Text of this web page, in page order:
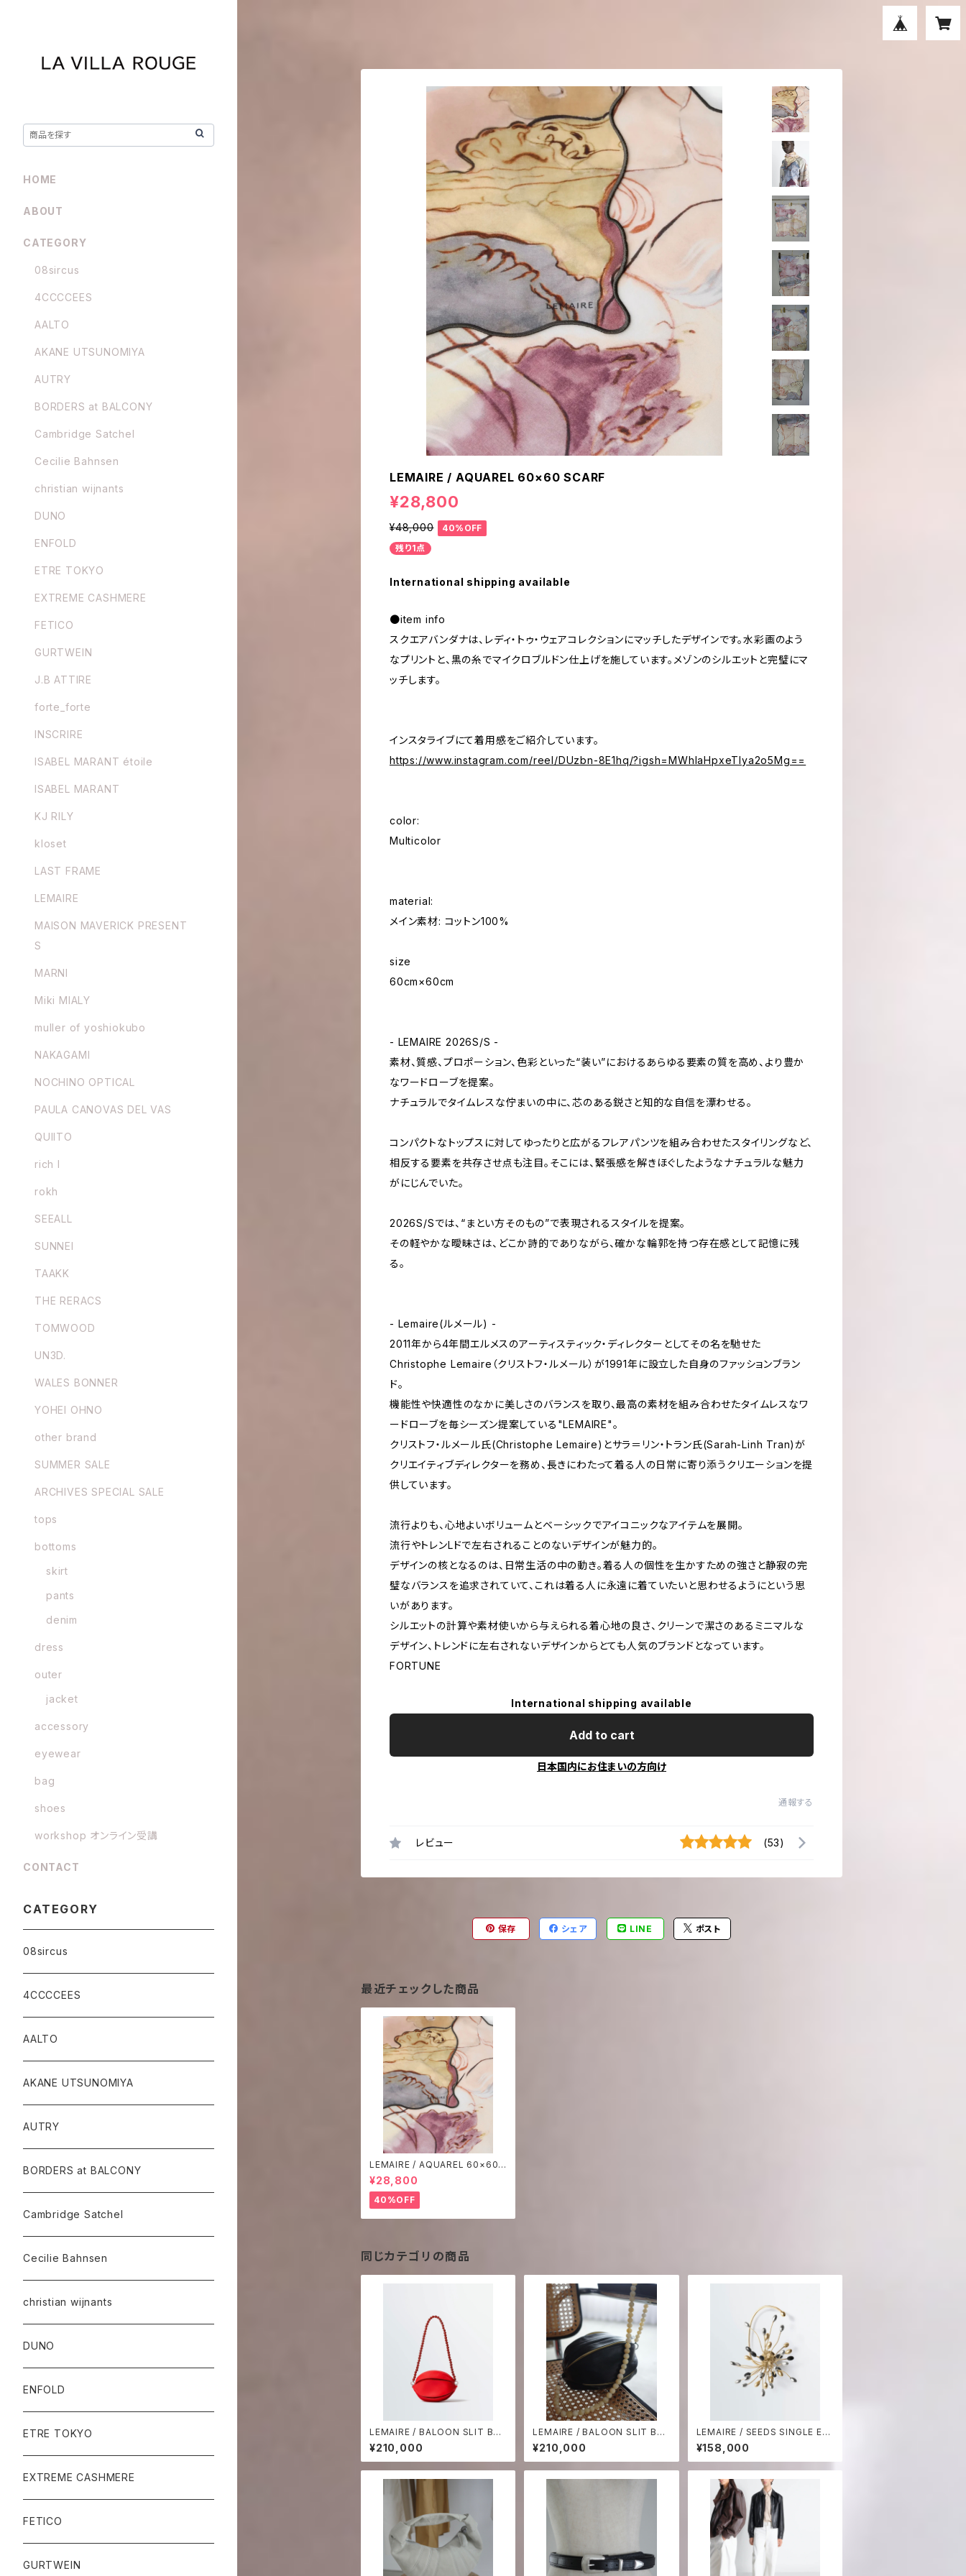
LEMAIRE / AQUAREL 60×60 SCARF
¥28,800
¥48,000
40%OFF
残り1点
International shipping available
●item info
スクエアバンダナは、レディ・トゥ・ウェアコレクションにマッチしたデザインです。水彩画のよう
なプリントと、黒の糸でマイクロブルドン仕上げを施しています。メゾンのシルエットと完璧にマ
ッチします。
インスタライブにて着用感をご紹介しています。
https://www.instagram.com/reel/DUzbn-8E1hq/?igsh=MWhlaHpxeTlya2o5Mg==
color:
Multicolor
material:
メイン素材: コットン100%
size
60cm×60cm
- LEMAIRE 2026S/S -
素材、質感、プロポーション、色彩といった“装い”におけるあらゆる要素の質を高め、より豊か
なワードローブを提案。
ナチュラルでタイムレスな佇まいの中に、芯のある鋭さと知的な自信を漂わせる。
コンパクトなトップスに対してゆったりと広がるフレアパンツを組み合わせたスタイリングなど、
相反する要素を共存させ点も注目。そこには、緊張感を解きほぐしたようなナチュラルな魅力
がにじんでいた。
2026S/Sでは、“まとい方そのもの”で表現されるスタイルを提案。
その軽やかな曖昧さは、どこか詩的でありながら、確かな輪郭を持つ存在感として記憶に残
る。
- Lemaire(ルメール) -
2011年から4年間エルメスのアーティスティック・ディレクターとしてその名を馳せた
Christophe Lemaire（クリストフ・ルメール）が1991年に設立した自身のファッションブラン
ド。
機能性や快適性のなかに美しさのバランスを取り、最高の素材を組み合わせたタイムレスなワ
ードローブを毎シーズン提案している"LEMAIRE"。
クリストフ・ルメール氏(Christophe Lemaire)とサラ＝リン・トラン氏(Sarah-Linh Tran)が
クリエイティブディレクターを務め、長きにわたって着る人の日常に寄り添うクリエーションを提
供しています。
流行よりも、心地よいボリュームとベーシックでアイコニックなアイテムを展開。
流行やトレンLドで左右されることのないデザインが魅力的。
デザインの核となるのは、日常生活の中の動き。着る人の個性を生かすための強さと静寂の完
璧なバランスを追求されていて、これは着る人に永遠に着ていたいと思わせるようにという思
いがあります。
シルエットの計算や素材使いから与えられる着心地の良さ、クリーンで潔さのあるミニマルな
デザイン、トレンドに左右されないデザインからとても人気のブランドとなっています。
FORTUNE
International shipping available
Add to cart
日本国内にお住まいの方向け
通報する
レビュー (53)
保存 シェア LINE ポスト
最近チェックした商品
LEMAIRE / AQUAREL 60×60
SCARF
¥28,800
40%OFF
同じカテゴリの商品
LEMAIRE / BALOON SLIT BAG
- Carmine Red-
¥210,000
LEMAIRE / BALOON SLIT BAG
-Black / Macadamia-
¥210,000
LEMAIRE / SEEDS SINGLE EA
RRING
¥158,000
HOME
ABOUT
CATEGORY
08sircus
4CCCCEES
AALTO
AKANE UTSUNOMIYA
AUTRY
BORDERS at BALCONY
Cambridge Satchel
Cecilie Bahnsen
christian wijnants
DUNO
ENFOLD
ETRE TOKYO
EXTREME CASHMERE
FETICO
GURTWEIN
J.B ATTIRE
forte_forte
INSCRIRE
ISABEL MARANT étoile
ISABEL MARANT
KJ RILY
kloset
LAST FRAME
LEMAIRE
MAISON MAVERICK PRESENT
S
MARNI
Miki MIALY
muller of yoshiokubo
NAKAGAMI
NOCHINO OPTICAL
PAULA CANOVAS DEL VAS
QUIITO
rich I
rokh
SEEALL
SUNNEI
TAAKK
THE RERACS
TOMWOOD
UN3D.
WALES BONNER
YOHEI OHNO
other brand
SUMMER SALE
ARCHIVES SPECIAL SALE
tops
bottoms
skirt
pants
denim
dress
outer
jacket
accessory
eyewear
bag
shoes
workshop オンライン受講
CONTACT
CATEGORY
08sircus
4CCCCEES
AALTO
AKANE UTSUNOMIYA
AUTRY
BORDERS at BALCONY
Cambridge Satchel
Cecilie Bahnsen
christian wijnants
DUNO
ENFOLD
ETRE TOKYO
EXTREME CASHMERE
FETICO
GURTWEIN